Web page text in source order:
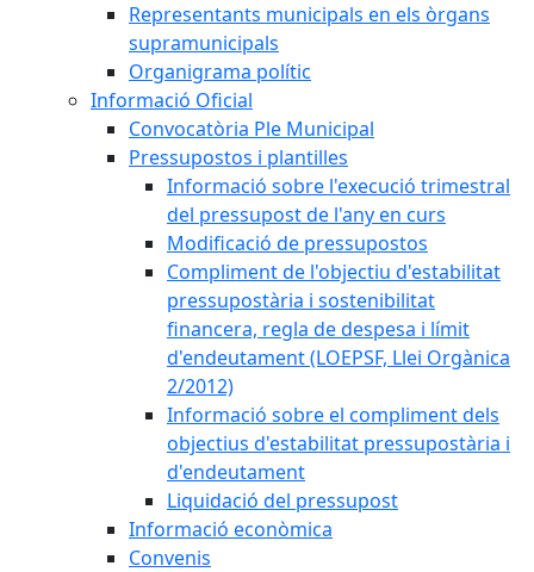
Representants municipals en els òrgans
supramunicipals
Organigrama polític
Informació Oficial
Convocatòria Ple Municipal
Pressupostos i plantilles
Informació sobre l'execució trimestral
del pressupost de l'any en curs
Modificació de pressupostos
Compliment de l'objectiu d'estabilitat
pressupostària i sostenibilitat
financera, regla de despesa i límit
d'endeutament (LOEPSF, Llei Orgànica
2/2012)
Informació sobre el compliment dels
objectius d'estabilitat pressupostària i
d'endeutament
Liquidació del pressupost
Informació econòmica
Convenis